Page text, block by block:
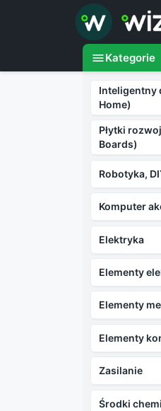
menuKategorie
Inteligentny
Home)
Płytki
Boards)
Robotyka,
Komputer
Elektryka
Elementy
Elementy
Elementy
Zasilanie
Środki